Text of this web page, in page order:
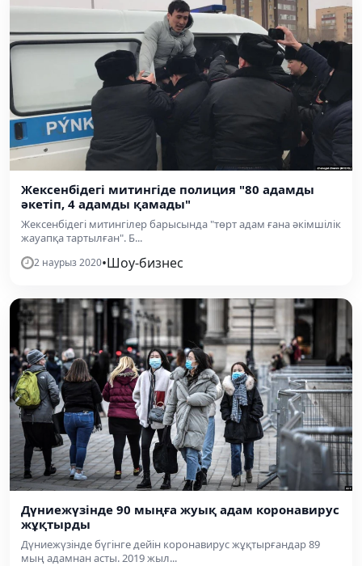
Жексенбідегі митингіде полиция "80 адамды
әкетіп, 4 адамды қамады"
Жексенбідегі митингілер барысында "төрт адам ғана әкімшілік
жауапқа тартылған". Б...
2 наурыз 2020•Шоу-бизнес
Дүниежүзінде 90 мыңға жуық адам коронавирус
жұқтырды
Дүниежүзінде бүгінге дейін коронавирус жұқтырғандар 89
мың адамнан асты. 2019 жыл...